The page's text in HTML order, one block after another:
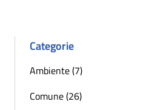
Categorie
Ambiente (7)
Comune (26)